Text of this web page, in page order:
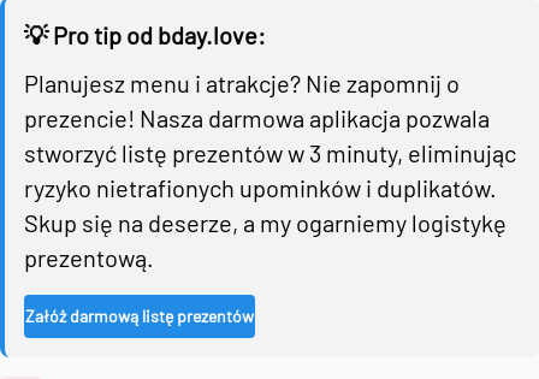
💡 Pro tip od bday.love:
Planujesz menu i atrakcje? Nie zapomnij o
prezencie! Nasza darmowa aplikacja pozwala
stworzyć listę prezentów w 3 minuty, eliminując
ryzyko nietrafionych upominków i duplikatów.
Skup się na deserze, a my ogarniemy logistykę
prezentową.
Załóż darmową listę prezentów